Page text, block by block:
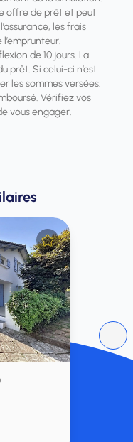
offre de prêt et peut
les frais
de 10 jours. La
prêt. Si celui-ci n’est
les sommes versées.
Vérifiez vos
vous engager.